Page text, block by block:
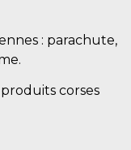
: parachute,
corses